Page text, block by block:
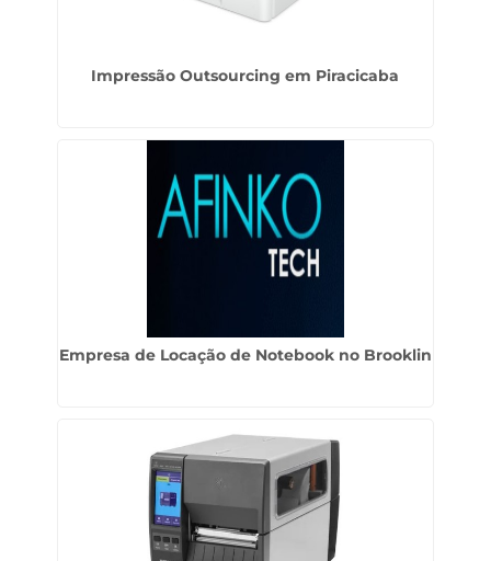
Impressão Outsourcing em Piracicaba
Empresa de Locação de Notebook no Brooklin